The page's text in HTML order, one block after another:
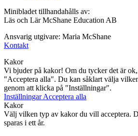
Minibladet tillhandahålls av:
Läs och Lär McShane Education AB
Ansvarig utgivare: Maria McShane
Kontakt
Kakor
Vi bjuder på kakor! Om du tycker det är
"Acceptera alla". Du kan såklart välja
genom att klicka på "Inställningar".
InställningarAcceptera alla
Kakor
Välj vilken typ av kakor du vill acceptera.
sparas i ett år.